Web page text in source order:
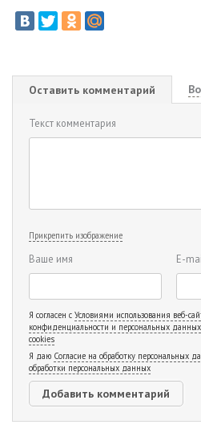
Оставить комментарий
Текст комментария
Прикрепить изображение
Ваше имя E-
Я согласен с Условиями использования веб-
конфиденциальности и персональных данных
cookies
Я даю Согласие на обработку персональных
обработки персональных данных